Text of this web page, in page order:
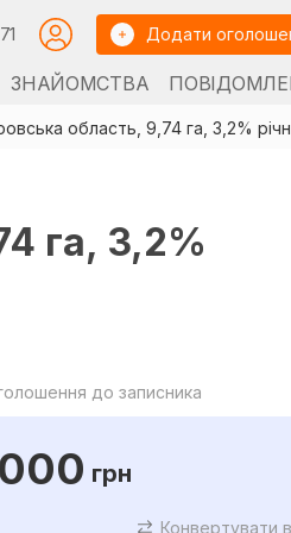
Додати
ЗНАЙОМСТВА
область, 9,74 га, 3,2%
га, 3,2%
до записника
грн
Конвертувати